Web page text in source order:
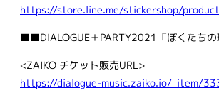
https://store.line.me/stickershop/
■■DIALOGUE＋PARTY2021「ぼくたち
<ZAIKO チケット販売URL>
https://dialogue-music.zaiko.io/_item/